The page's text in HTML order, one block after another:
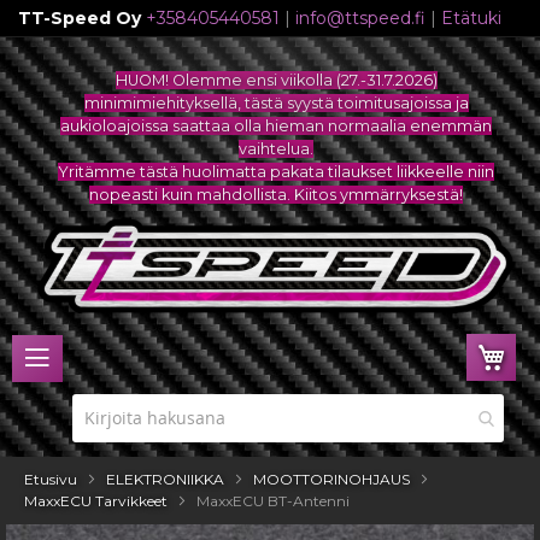
TT-Speed Oy +358405440581 | info@ttspeed.fi | Etätuki
Skip
to
Content
HUOM! Olemme ensi viikolla (27.-31.7.2026)
minimimiehityksellä, tästä syystä toimitusajoissa ja
aukioloajoissa saattaa olla hieman normaalia enemmän
vaihtelua.
Yritämme tästä huolimatta pakata tilaukset liikkeelle niin
nopeasti kuin mahdollista. Kiitos ymmärryksestä!
Etusivu ELEKTRONIIKKA
MOOTTORINOHJAUS
MaxxECU Tarvikkeet
MaxxECU BT-Antenni
Skip